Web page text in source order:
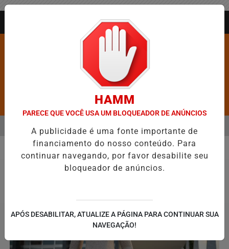
Pesquisar Notícia
É CONFIRMADA NO DIA DO EVANGÉLICO EM JEQUIÉ E REFORÇA
EM ALTA
MENU
Justiça
HAMM
PARECE QUE VOCÊ USA UM BLOQUEADOR DE ANÚNCIOS
A publicidade é uma fonte importante de
financiamento do nosso conteúdo. Para
continuar navegando, por favor desabilite seu
bloqueador de anúncios.
APÓS DESABILITAR, ATUALIZE A PÁGINA PARA CONTINUAR SUA
NAVEGAÇÃO!